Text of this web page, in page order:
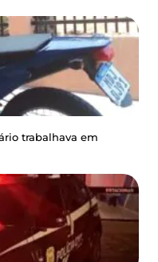
trabalhava em